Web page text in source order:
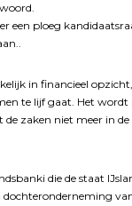
een ploeg
in financieel
te lijf gaat. Het
de zaken niet meer in
die de staat
dochteronderneming